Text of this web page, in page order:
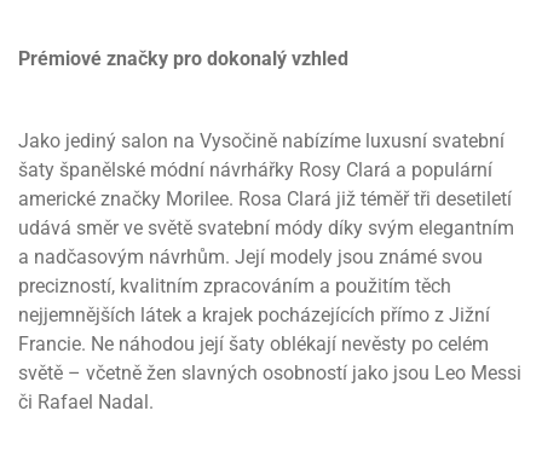
Prémiové značky pro dokonalý vzhled
Jako jediný salon na Vysočině nabízíme luxusní svatební
šaty španělské módní návrhářky Rosy Clará a populární
americké značky Morilee. Rosa Clará již téměř tři desetiletí
udává směr ve světě svatební módy díky svým elegantním
a nadčasovým návrhům. Její modely jsou známé svou
precizností, kvalitním zpracováním a použitím těch
nejjemnějších látek a krajek pocházejících přímo z Jižní
Francie. Ne náhodou její šaty oblékají nevěsty po celém
světě – včetně žen slavných osobností jako jsou Leo Messi
či Rafael Nadal.